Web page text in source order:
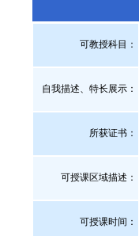
可教授科目：
自我描述、特长展示 ：
所获证书 ：
可授课区域描述：
可授课时间：